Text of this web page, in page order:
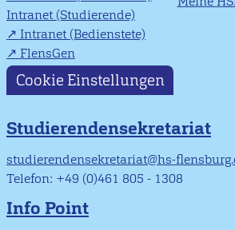
Intranet (Studierende)
Intranet (Bedienstete)
FlensGen
Cookie Einstellungen
Studierendensekretariat
studierendensekretariat@hs-
Telefon: +49 (0)461 805 - 1308
Info Point